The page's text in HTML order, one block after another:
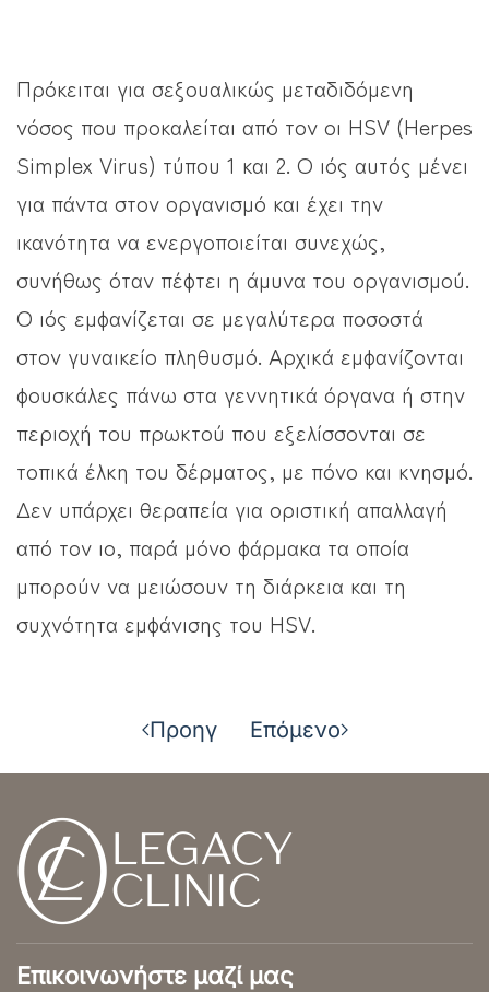
Πρόκειται για σεξουαλικώς μεταδιδόμενη
νόσος που προκαλείται από τον οι HSV (Herpes
Simplex Virus) τύπου 1 και 2. Ο ιός αυτός μένει
για πάντα στον οργανισμό και έχει την
ικανότητα να ενεργοποιείται συνεχώς,
συνήθως όταν πέφτει η άμυνα του οργανισμού.
Ο ιός εμφανίζεται σε μεγαλύτερα ποσοστά
στον γυναικείο πληθυσμό. Αρχικά εμφανίζονται
φουσκάλες πάνω στα γεννητικά όργανα ή στην
περιοχή του πρωκτού που εξελίσσονται σε
τοπικά έλκη του δέρματος, με πόνο και κνησμό.
Δεν υπάρχει θεραπεία για οριστική απαλλαγή
από τον ιο, παρά μόνο φάρμακα τα οποία
μπορούν να μειώσουν τη διάρκεια και τη
συχνότητα εμφάνισης του HSV.
Προηγ Επόμενο
Επικοινωνήστε μαζί μας